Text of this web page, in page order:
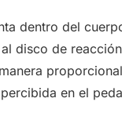
dentro del
disco de
en el